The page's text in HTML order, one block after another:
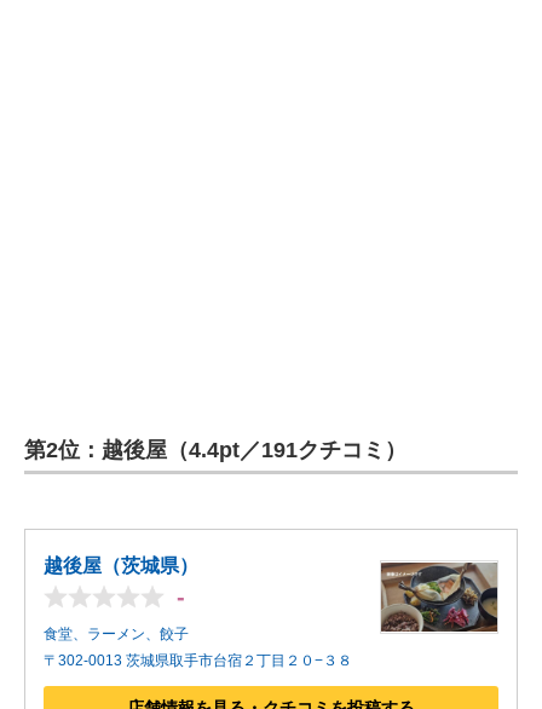
第2位：越後屋（4.4pt／191クチコミ）
越後屋（茨城県）
-
食堂、ラーメン、餃子
〒302-0013 茨城県取手市台宿２丁目２０−３８